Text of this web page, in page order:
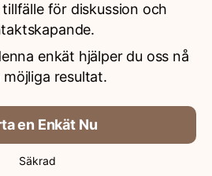
för diskussion och
enkät hjälper du oss nå
möjliga resultat.
en Enkät Nu
Säkrad